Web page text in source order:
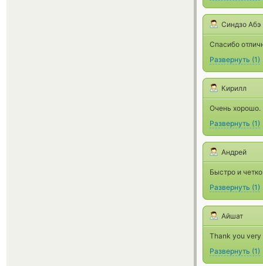
Синдзо Абэ
Спасибо
Развернуть (1)
Кирилл
Очень хорошо.
Развернуть (1)
Андрей
Быстро и
Развернуть (1)
Айшат
Thank you very
Развернуть (1)